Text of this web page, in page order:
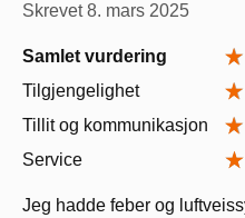
Skrevet8. mars 2025
Samlet vurdering
Tilgjengelighet
Tillit og kommunikasjon
Service
Jeg hadde feber og